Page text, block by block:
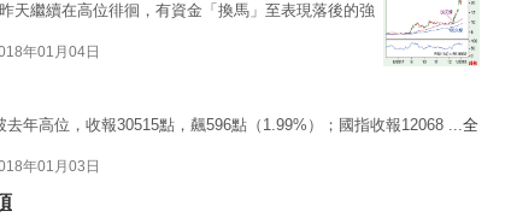
天繼續在高位徘徊，有資金「換馬」至表現落後的強
年01月04日
年高位，收報30515點，飆596點（1.99%）；國指收報12068 ... 全
年01月03日